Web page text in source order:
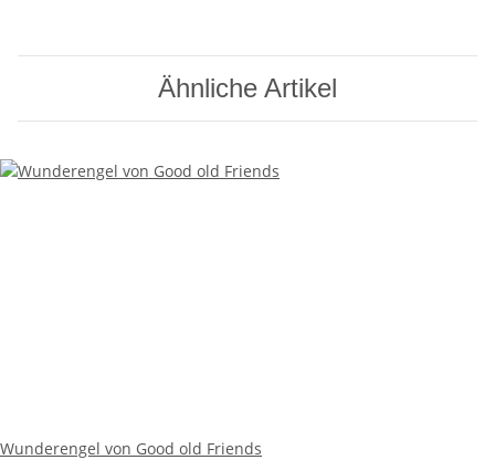
Ähnliche Artikel
Wunderengel von Good old Friends